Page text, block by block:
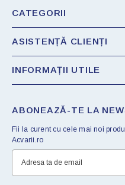
CATEGORII
ASISTENȚĂ CLIENȚI
INFORMAȚII UTILE
ABONEAZĂ-TE LA
Fii la curent cu cele mai noi
Acvarii.ro